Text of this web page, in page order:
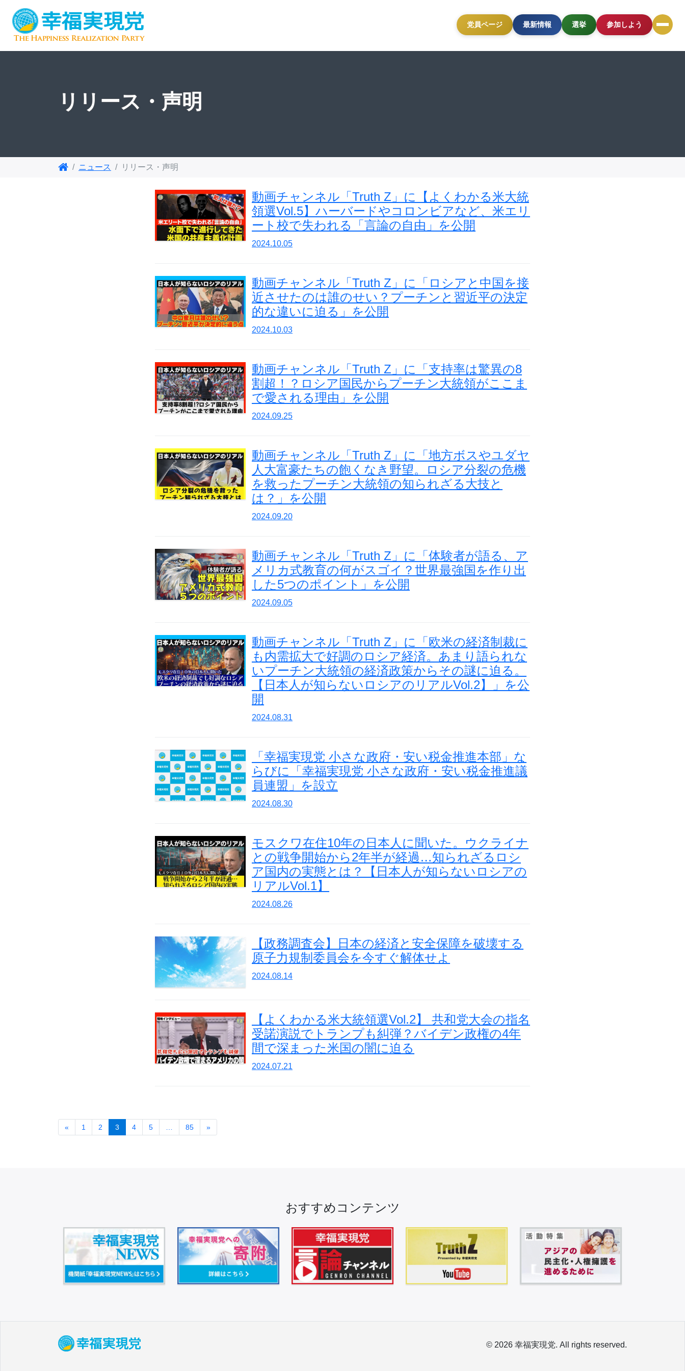
党員ページ 最新情報 選挙 参加しよう
リリース・声明
ニュース リリース・声明
動画チャンネル「Truth Z」に【よくわかる米大統
領選Vol.5】ハーバードやコロンビアなど、米エリ
ート校で失われる「言論の自由」を公開
2024.10.05
動画チャンネル「Truth Z」に「ロシアと中国を接
近させたのは誰のせい？プーチンと習近平の決定
的な違いに迫る」を公開
2024.10.03
動画チャンネル「Truth Z」に「支持率は驚異の8
割超！？ロシア国民からプーチン大統領がここま
で愛される理由」を公開
2024.09.25
動画チャンネル「Truth Z」に「地方ボスやユダヤ
人大富豪たちの飽くなき野望。ロシア分裂の危機
を救ったプーチン大統領の知られざる大技と
は？」を公開
2024.09.20
動画チャンネル「Truth Z」に「体験者が語る、ア
メリカ式教育の何がスゴイ？世界最強国を作り出
した5つのポイント」を公開
2024.09.05
動画チャンネル「Truth Z」に「欧米の経済制裁に
も内需拡大で好調のロシア経済。あまり語られな
いプーチン大統領の経済政策からその謎に迫る。
【日本人が知らないロシアのリアルVol.2】」を公
開
2024.08.31
「幸福実現党 小さな政府・安い税金推進本部」な
らびに「幸福実現党 小さな政府・安い税金推進議
員連盟」を設立
2024.08.30
モスクワ在住10年の日本人に聞いた。ウクライナ
との戦争開始から2年半が経過…知られざるロシ
ア国内の実態とは？【日本人が知らないロシアの
リアルVol.1】
2024.08.26
【政務調査会】日本の経済と安全保障を破壊する
原子力規制委員会を今すぐ解体せよ
2024.08.14
【よくわかる米大統領選Vol.2】 共和党大会の指名
受諾演説でトランプも糾弾？バイデン政権の4年
間で深まった米国の闇に迫る
2024.07.21
« 1 2 3 4 5 85 »
おすすめコンテンツ
© 2026 幸福実現党. All rights reserved.